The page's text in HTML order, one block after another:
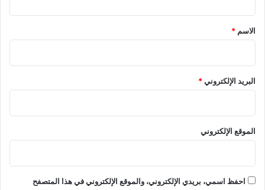
*
الاسم *
البريد الإلكتروني*
الموقع الإلكتروني
احفظ اسمي، بريدي الإلكتروني، والموقع الإلكتروني في هذا المتصفح